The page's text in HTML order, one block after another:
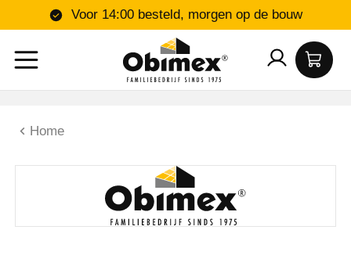
Voor 14:00 besteld, morgen op de bouw
Home